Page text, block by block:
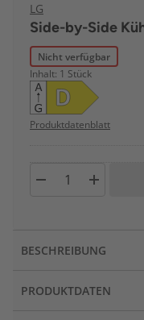
LG
Side-by-Side
Nicht verfügbar
Inhalt: 1 Stück
Produktdatenblatt
BESCHREIBUNG
PRODUKTDATEN